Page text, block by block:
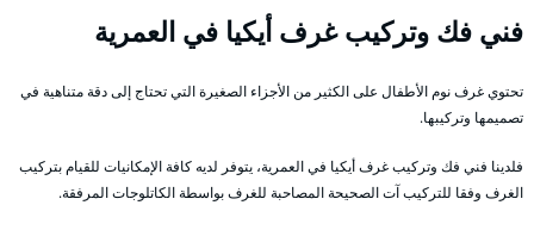
فني فك وتركيب غرف أيكيا في العمرية
تحتوي غرف نوم الأطفال على الكثير من الأجزاء الصغيرة التي تحتاج إلى دقة متناهية في
تصميمها وتركيبها.
فلدينا فني فك وتركيب غرف أيكيا في العمرية، يتوفر لديه كافة الإمكانيات للقيام بتركيب
الغرف وفقا للتركيب آت الصحيحة المصاحبة للغرف بواسطة الكاتلوجات المرفقة.